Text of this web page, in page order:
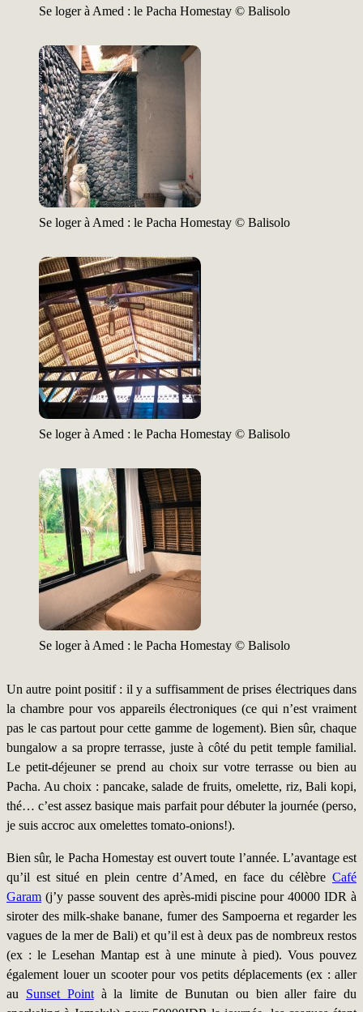
Se loger à Amed : le Pacha Homestay © Balisolo
Se loger à Amed : le Pacha Homestay © Balisolo
Se loger à Amed : le Pacha Homestay © Balisolo
Se loger à Amed : le Pacha Homestay © Balisolo
Un autre point positif : il y a suffisamment de prises électriques dans
la chambre pour vos appareils électroniques (ce qui n’est vraiment
pas le cas partout pour cette gamme de logement). Bien sûr, chaque
bungalow a sa propre terrasse, juste à côté du petit temple familial.
Le petit-déjeuner se prend au choix sur votre terrasse ou bien au
Pacha. Au choix : pancake, salade de fruits, omelette, riz, Bali kopi,
thé… c’est assez basique mais parfait pour débuter la journée (perso,
je suis accroc aux omelettes tomato-onions!).
Bien sûr, le Pacha Homestay est ouvert toute l’année. L’avantage est
qu’il est situé en plein centre d’Amed, en face du célèbre Café
Garam (j’y passe souvent des après-midi piscine pour 40000 IDR à
siroter des milk-shake banane, fumer des Sampoerna et regarder les
vagues de la mer de Bali) et qu’il est à deux pas de nombreux restos
(ex : le Lesehan Mantap est à une minute à pied). Vous pouvez
également louer un scooter pour vos petits déplacements (ex : aller
au Sunset Pointà la limite de Bunutan ou bien aller faire du